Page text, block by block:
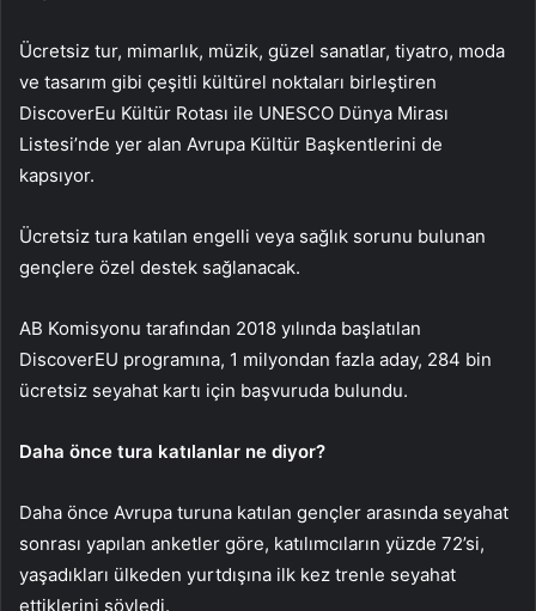
Ücretsiz tur, mimarlık, müzik, güzel sanatlar, tiyatro, moda
ve tasarım gibi çeşitli kültürel noktaları birleştiren
DiscoverEu Kültür Rotası ile UNESCO Dünya Mirası
Listesi’nde yer alan Avrupa Kültür Başkentlerini de
kapsıyor.
Ücretsiz tura katılan engelli veya sağlık sorunu bulunan
gençlere özel destek sağlanacak.
AB Komisyonu tarafından 2018 yılında başlatılan
DiscoverEU programına, 1 milyondan fazla aday, 284 bin
ücretsiz seyahat kartı için başvuruda bulundu.
Daha önce tura katılanlar ne diyor?
Daha önce Avrupa turuna katılan gençler arasında seyahat
sonrası yapılan anketler göre, katılımcıların yüzde 72’si,
yaşadıkları ülkeden yurtdışına ilk kez trenle seyahat
ettiklerini söyledi.